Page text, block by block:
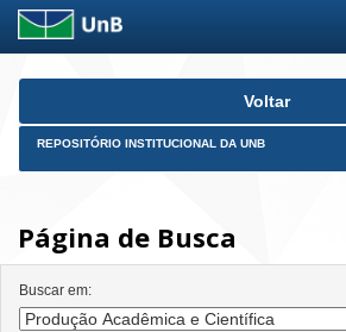
Skip
Voltar
REPOSITÓRIO INSTITUCIONAL DA UNB
Página de Busca
Buscar em: